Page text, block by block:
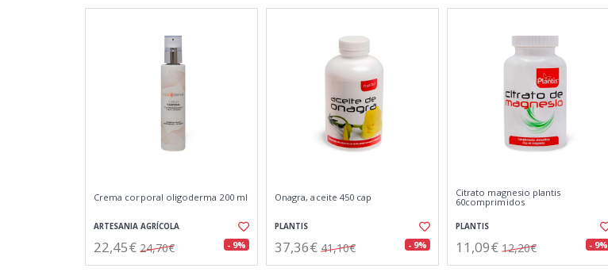
Crema corporal oligoderma 200 ml
ARTESANIA AGRÍCOLA
22,45€ 24,70€ - 9%
Onagra, aceite 450 cap
PLANTIS
37,36€ 41,10€ - 9%
Citrato magnesio plantis
60comprimidos
PLANTIS
11,09€ 12,20€ - 9%